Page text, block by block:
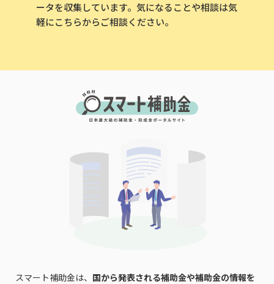
ータを収集しています。気になることや相談は気
軽にこちらからご相談ください。
スマート補助金は、 国から発表される補助金や補助金の情報を